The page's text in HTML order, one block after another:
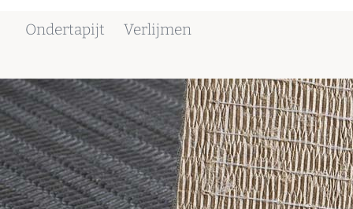
Ondertapijt Verlijmen